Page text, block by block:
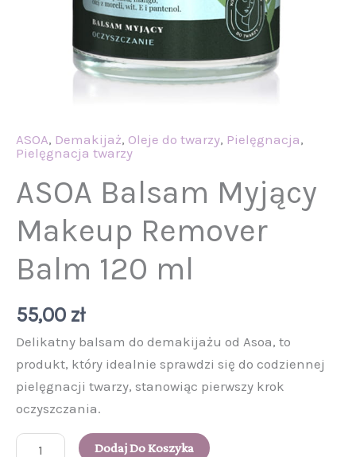
ASOA, Demakijaż, Oleje do twarzy, Pielęgnacja,
Pielęgnacja twarzy
ASOA Balsam Myjący
Makeup Remover
Balm 120 ml
55,00 zł
Delikatny balsam do demakijażu od Asoa, to
produkt, który idealnie sprawdzi się do codziennej
pielęgnacji twarzy, stanowiąc pierwszy krok
oczyszczania.
Dodaj Do Koszyka